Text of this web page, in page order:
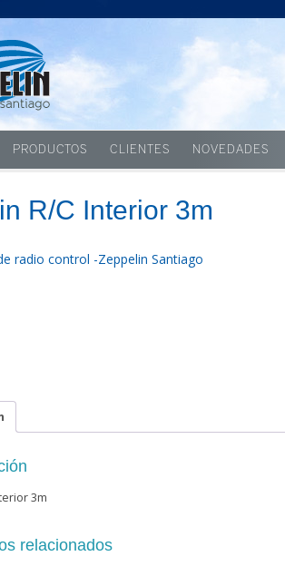
PRODUCTOS CLIENTES NOVEDADES
R/C Interior 3m
3m
relacionados